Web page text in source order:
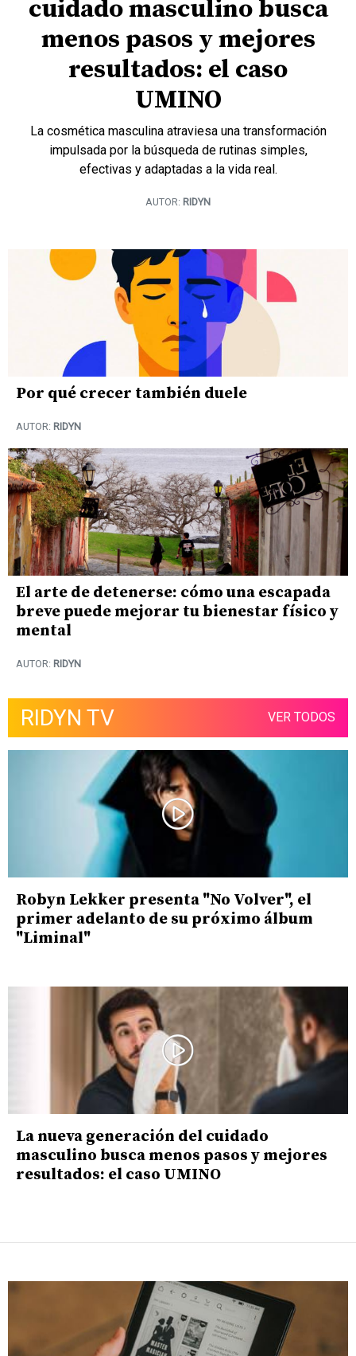
Por qué crecer también duele
AUTOR: RIDYN
El arte de detenerse: cómo una escapada
breve puede mejorar tu bienestar físico y
mental
AUTOR: RIDYN
cuidado masculino busca
menos pasos y mejores
resultados: el caso
UMINO
La cosmética masculina atraviesa una transformación
impulsada por la búsqueda de rutinas simples,
efectivas y adaptadas a la vida real.
AUTOR: RIDYN
RIDYN TV VER TODOS
Robyn Lekker presenta "No Volver", el
primer adelanto de su próximo álbum
"Liminal"
La nueva generación del cuidado
masculino busca menos pasos y mejores
resultados: el caso UMINO